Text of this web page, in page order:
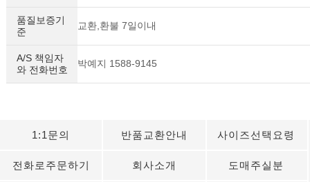
품질보증기
준
교환,환불 7일이내
A/S 책임자
와 전화번호
박예지 1588-9145
1:1문의 반품교환안내 사이즈선택요령
전화로주문하기 회사소개 도매주실분